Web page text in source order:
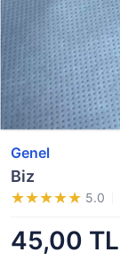
Genel
Biz
5.0
45,00 TL